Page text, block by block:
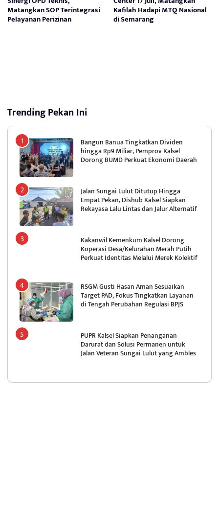
Matangkan SOP Terintegrasi
Pelayanan Perizinan
Kafilah Hadapi MTQ Nasional
di Semarang
Trending Pekan Ini
Bangun Banua Tingkatkan Dividen
hingga Rp9 Miliar, Pemprov Kalsel
Dorong BUMD Perkuat Ekonomi Daerah
Jalan Sungai Lulut Ditutup Hingga
Empat Pekan, Dishub Kalsel Siapkan
Rekayasa Lalu Lintas dan Jalur Alternatif
Kakanwil Kemenkum Kalsel Dorong
Koperasi Desa/Kelurahan Merah Putih
Perkuat Identitas Melalui Merek Kolektif
RSGM Gusti Hasan Aman Sesuaikan
Target PAD, Fokus Tingkatkan Layanan
di Tengah Perubahan Regulasi BPJS
PUPR Kalsel Siapkan Penanganan
Darurat dan Solusi Permanen untuk
Jalan Veteran Sungai Lulut yang Ambles